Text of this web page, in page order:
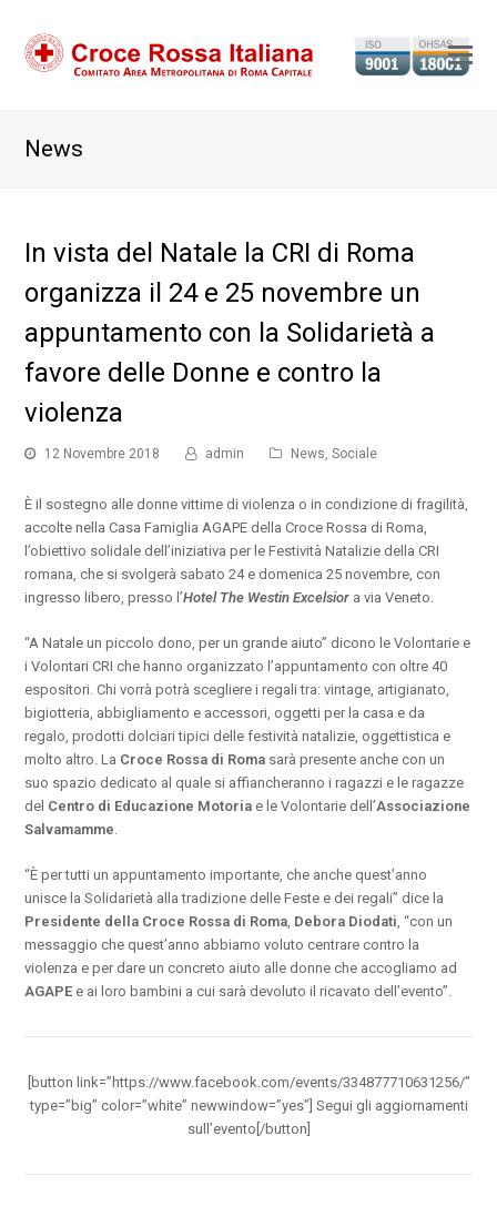
News
In vista del Natale la CRI di Roma
organizza il 24 e 25 novembre un
appuntamento con la Solidarietà a
favore delle Donne e contro la
violenza
12 Novembre 2018 admin News, Sociale
È il sostegno alle donne vittime di violenza o in condizione di fragilità,
accolte nellaCasa Famiglia AGAPE della Croce Rossa di Roma,
l’obiettivo solidale dell’iniziativa per le Festività Natalizie della CRI
romana, che si svolgerà sabato 24 e domenica 25 novembre, con
ingresso libero, presso l’Hotel The Westin Excelsior a via Veneto.
“A Natale un piccolo dono, per un grande aiuto” dicono le Volontarie e
i Volontari CRI che hanno organizzato l’appuntamento con oltre 40
espositori. Chi vorrà potrà scegliere i regali tra: vintage, artigianato,
bigiotteria, abbigliamento e accessori, oggetti per la casa e da
regalo, prodotti dolciari tipici delle festività natalizie, oggettistica e
molto altro. La Croce Rossa di Roma sarà presente anche con un
suo spazio dedicato al quale si affiancheranno i ragazzi e le ragazze
del Centro di Educazione Motoria e le Volontarie dell’Associazione
Salvamamme.
“È per tutti un appuntamento importante, che anche quest’anno
unisce la Solidarietà alla tradizione delle Feste e dei regali” dice la
Presidente della Croce Rossa di Roma, Debora Diodati, “con un
messaggio che quest’anno abbiamo voluto centrare contro la
violenza e per dare un concreto aiuto alle donne che accogliamo ad
AGAPE e ai loro bambini a cui sarà devoluto il ricavato dell’evento”.
[button link=”https://www.facebook.com/events/334877710631256/”
type=”big” color=”white” newwindow=”yes”] Segui gli aggiornamenti
sull’evento[/button]